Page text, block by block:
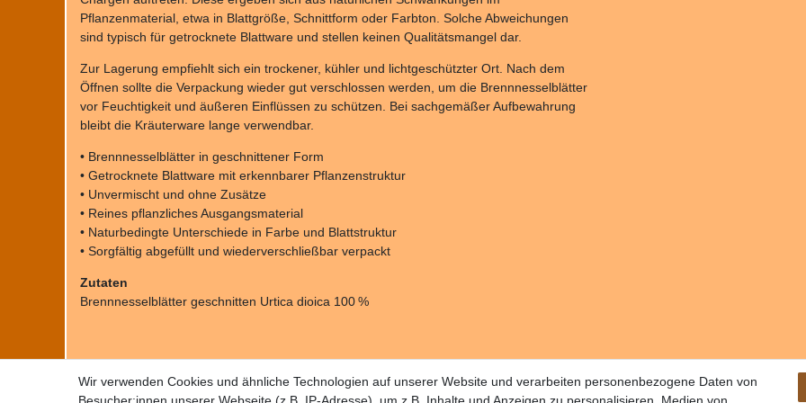
Pflanzenmaterial, etwa in Blattgröße, Schnittform oder Farbton. Solche Abweichungen
sind typisch für getrocknete Blattware und stellen keinen Qualitätsmangel dar.
Zur Lagerung empfiehlt sich ein trockener, kühler und lichtgeschützter Ort. Nach dem
Öffnen sollte die Verpackung wieder gut verschlossen werden, um die Brennnesselblätter
vor Feuchtigkeit und äußeren Einflüssen zu schützen. Bei sachgemäßer Aufbewahrung
bleibt die Kräuterware lange verwendbar.
• Brennnesselblätter in geschnittener Form
• Getrocknete Blattware mit erkennbarer Pflanzenstruktur
• Unvermischt und ohne Zusätze
• Reines pflanzliches Ausgangsmaterial
• Naturbedingte Unterschiede in Farbe und Blattstruktur
• Sorgfältig abgefüllt und wiederverschließbar verpackt
Zutaten
Brennnesselblätter geschnitten Urtica dioica 100 %
Wir verwenden Cookies und ähnliche Technologien auf unserer Website und verarbeiten personenbezogene Daten von